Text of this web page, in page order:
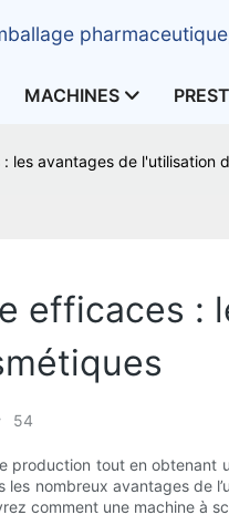
MACHINES
les avantages de l'utilisation
efficaces :
54
production tout en
nombreux avantages de
comment une machine à